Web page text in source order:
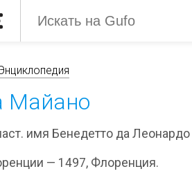
Майано
имя Бенедетто да Леонардо
— 1497, Флоренция.